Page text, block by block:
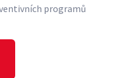
programů